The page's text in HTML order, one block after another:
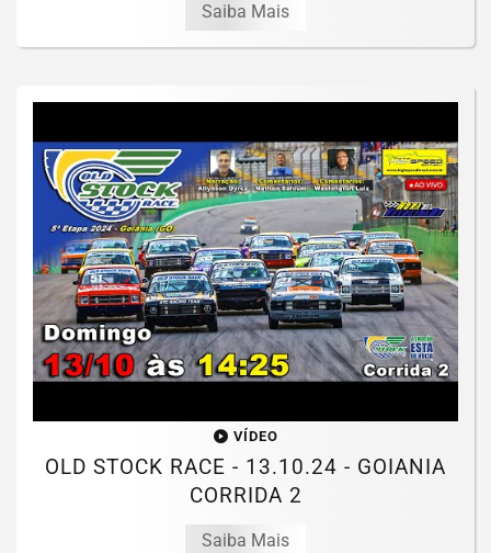
Saiba Mais
VÍDEO
OLD STOCK RACE - 13.10.24 - GOIANIA
CORRIDA 2
Saiba Mais